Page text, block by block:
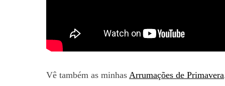
Vê também as minhas Arrumações de Primavera